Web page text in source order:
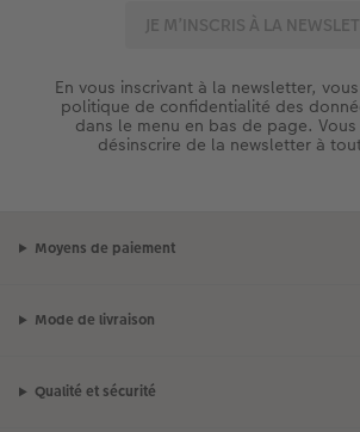
En vous inscrivant à la newsletter,
politique de confidentialité des
dans le menu en bas de page.
désinscrire de la newsletter à
Moyens de paiement
Mode de livraison
Qualité et sécurité